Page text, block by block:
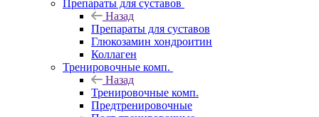
Препараты для суставов
Назад
Препараты для суставов
Глюкозамин хондроитин
Коллаген
Тренировочные комп.
Назад
Тренировочные комп.
Предтренировочные